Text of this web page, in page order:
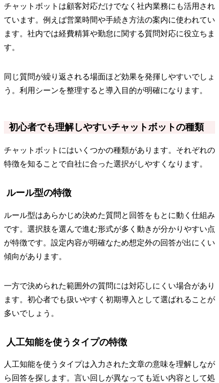
チャットボットは顧客対応だけでなく社内業務にも活用され
ています。例えば営業時間や手続き方法の案内に使われてい
ます。社内では経費精算や勤怠に関する質問対応に役立ちま
す。
同じ質問が繰り返される場面ほど効果を発揮しやすいでしょ
う。利用シーンを整理すると導入目的が明確になります。
初心者でも理解しやすいチャットボットの種類
チャットボットにはいくつかの種類があります。それぞれの
特徴を知ることで自社に合った選択がしやすくなります。
ルール型の特徴
ルール型はあらかじめ決めた質問と回答をもとに動く仕組み
です。選択肢を選んで進む形式が多く動きが分かりやすい点
が特徴です。設定内容が明確なため想定外の回答が出にくい
傾向があります。
一方で決められた範囲外の質問には対応しにくい場合があり
ます。初心者でも扱いやすく初期導入として選ばれることが
多いでしょう。
人工知能を使うタイプの特徴
人工知能を使うタイプは入力された文章の意味を理解しなが
ら回答を探します。言い回しが異なっても近い内容として処